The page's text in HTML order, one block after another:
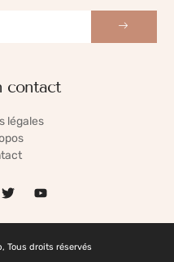
contact
légales
Tous droits réservés